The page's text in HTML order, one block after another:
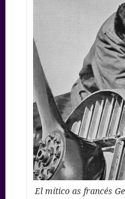
El mítico as francés